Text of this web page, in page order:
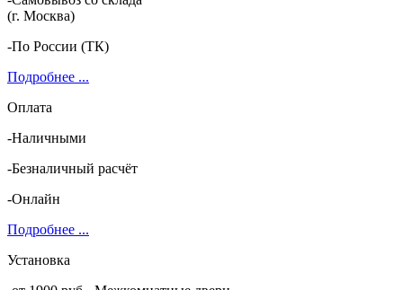
(г. Москва)
-По России (ТК)
Подробнее ...
Оплата
-Наличными
-Безналичный расчёт
-Онлайн
Подробнее ...
Установка